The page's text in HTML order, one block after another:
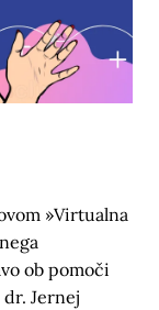
»Virtualna
ob pomoči
Jernej